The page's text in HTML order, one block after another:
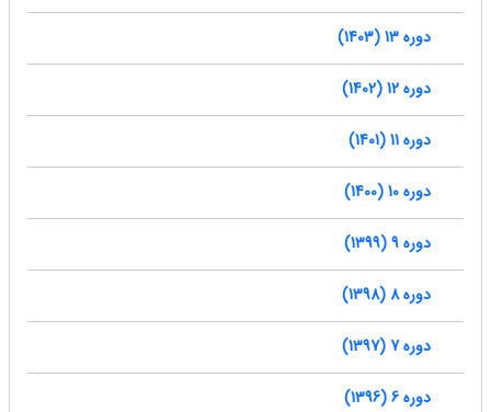
دوره 13 (1403)
دوره 12 (1402)
دوره 11 (1401)
دوره 10 (1400)
دوره 9 (1399)
دوره 8 (1398)
دوره 7 (1397)
دوره 6 (1396)